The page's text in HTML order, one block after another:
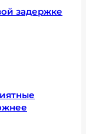
задержке